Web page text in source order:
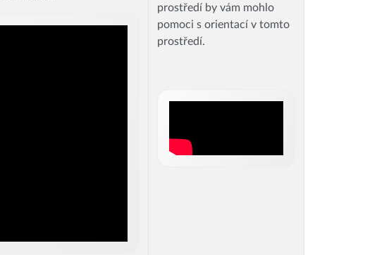
prostředí by vám mohlo
pomoci s orientací v tomto
prostředí.